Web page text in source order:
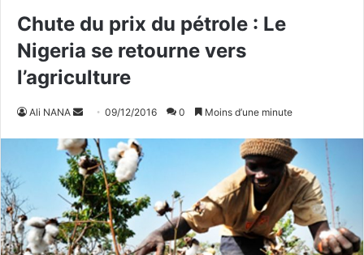
Chute du prix du pétrole : Le
Nigeria se retourne vers
l’agriculture
Ali NANA
v
o
y
e
r
u
09/12/2016 0 Moins d’une minute